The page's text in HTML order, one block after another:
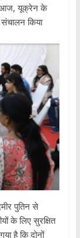
आज, यूक्रेन के
संचालन किया
पुतिन से
के लिए सुरक्षित
है कि दोनों